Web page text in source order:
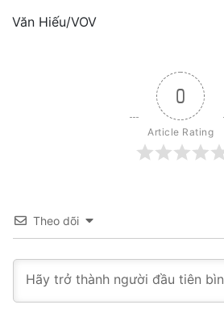
Văn Hiếu/VOV
0
Article Rating
Theo dõi